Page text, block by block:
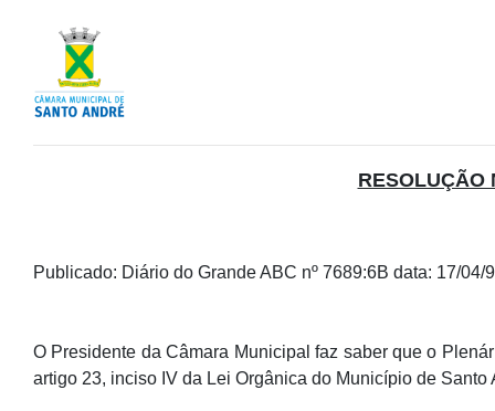
RESOLUÇÃO
Publicado: Diário do Grande ABC nº 7689:6B data: 17/04/
O Presidente da Câmara Municipal faz saber que o
artigo 23, inciso IV da Lei Orgânica do Município de Santo